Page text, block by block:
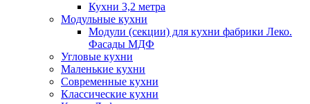
Кухни 3,2 метра
Модульные кухни
Модули (секции) для кухни фабрики Леко.
Фасады МДФ
Угловые кухни
Маленькие кухни
Современные кухни
Классические кухни